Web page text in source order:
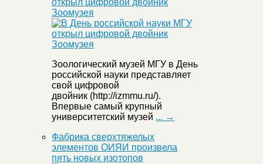
открыл цифровой двойник
Зоомузея
Зоологический музей МГУ в День
российской науки представляет
свой цифровой
двойник (http://izmmu.ru/).
Впервые самый крупный
университетский музей ... →
Фабрика сверхтяжелых
элементов ОИЯИ произвела
пять новых изотопов